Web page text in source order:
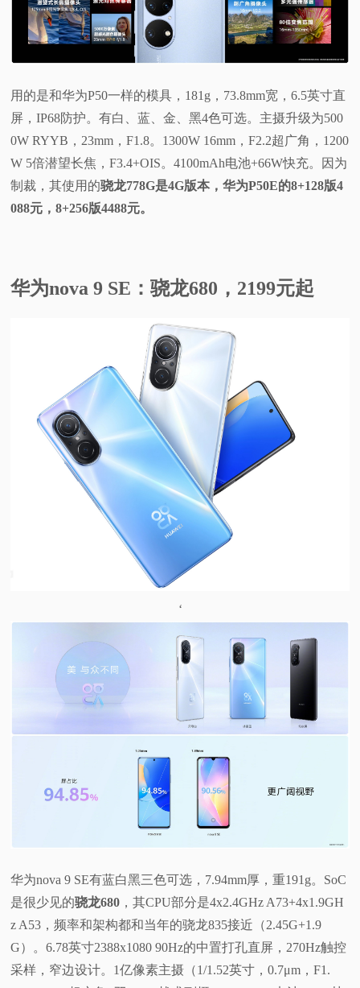
用的是和华为P50一样的模具，181g，73.8mm宽，6.5英寸直
屏，IP68防护。有白、蓝、金、黑4色可选。主摄升级为500
0W RYYB，23mm，F1.8。1300W 16mm，F2.2超广角，1200
W 5倍潜望长焦，F3.4+OIS。4100mAh电池+66W快充。因为
制裁，其使用的骁龙778G是4G版本，华为P50E的8+128版4
088元，8+256版4488元。
华为nova 9 SE：骁龙680，2199元起
‘
华为nova 9 SE有蓝白黑三色可选，7.94mm厚，重191g。SoC
是很少见的骁龙680 ，其CPU部分是4x2.4GHz A73+4x1.9GH
z A53，频率和架构都和当年的骁龙835接近（2.45G+1.9
G）。6.78英寸2388x1080 90Hz的中置打孔直屏，270Hz触控
采样，窄边设计。1亿像素主摄（1/1.52英寸，0.7μm，F1.